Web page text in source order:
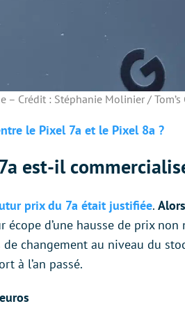
– Crédit : Stéphanie Molinier / Tom’s
le Pixel 7a et le Pixel 8a ?
est-il
prix du 7a était justifiée.
écope d’une hausse de prix
changement au niveau du
à l’an passé.